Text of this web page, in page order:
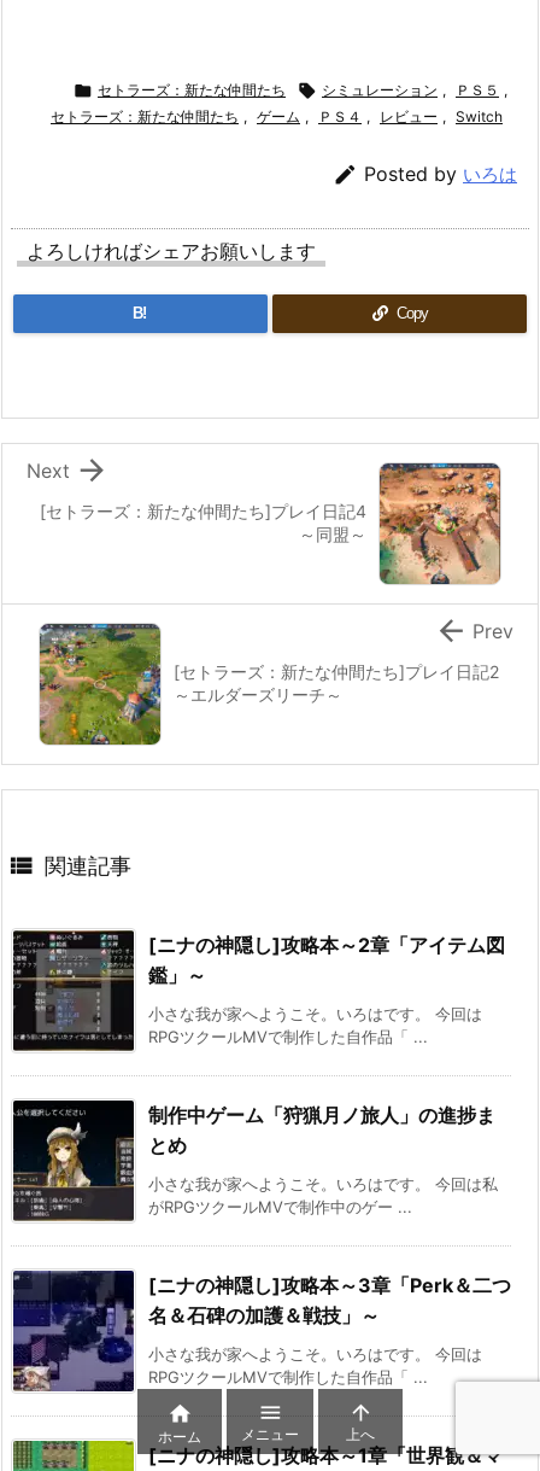
 セトラーズ：新たな仲間たち  シミュレーション , ＰＳ５ ,
セトラーズ：新たな仲間たち , ゲーム , ＰＳ４ , レビュー , Switch
 Posted by いろは
よろしければシェアお願いします
B! Copy
[セトラーズ：新たな仲間たち]プレイ日記4
～同盟～

Next
[セトラーズ：新たな仲間たち]プレイ日記2
～エルダーズリーチ～
 Prev
 関連記事
[ニナの神隠し]攻略本～2章「アイテム図
鑑」～
小さな我が家へようこそ。いろはです。 今回は
RPGツクールMVで制作した自作品「 ...
制作中ゲーム「狩猟月ノ旅人」の進捗ま
とめ
小さな我が家へようこそ。いろはです。 今回は私
がRPGツクールMVで制作中のゲー ...
[ニナの神隠し]攻略本～3章「Perk＆二つ
名＆石碑の加護＆戦技」～
小さな我が家へようこそ。いろはです。 今回は
RPGツクールMVで制作した自作品「 ...
[ニナの神隠し]攻略本～1章「世界観＆マ

ホーム

メニュー

上へ